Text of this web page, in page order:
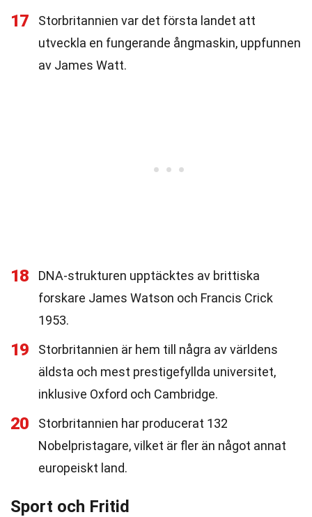
17
Storbritannien var det första landet att
utveckla en fungerande ångmaskin, uppfunnen
av James Watt.
18
DNA-strukturen upptäcktes av brittiska
forskare James Watson och Francis Crick
1953.
19
Storbritannien är hem till några av världens
äldsta och mest prestigefyllda universitet,
inklusive Oxford och Cambridge.
20
Storbritannien har producerat 132
Nobelpristagare, vilket är fler än något annat
europeiskt land.
Sport och Fritid